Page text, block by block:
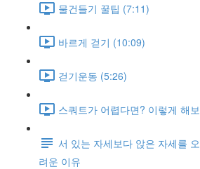
물건들기 꿀팁 (7:11)
바르게 걷기 (10:09)
걷기운동 (5:26)
스쿼트가 어렵다면? 이렇게 해
서 있는 자세보다 앉은 자세를
려운 이유